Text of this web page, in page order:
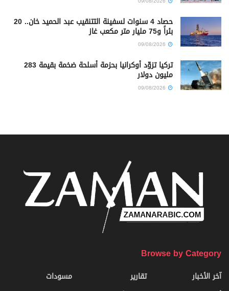
حصاد 4 سنوات لسفينة التتنقيب عبد الحميد خان.. 20
بئراً و75 مليار متر مكعب غاز
تركيا تزوّد أوكرانيا بحزمة أسلحة ضخمة بقيمة 283
مليون دولار
Browse by Category
آخر الأخبار
تقارير
مسودات